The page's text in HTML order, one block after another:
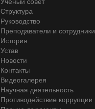
Структура
Руководство
Преподаватели и сотрудники
История
Устав
Новости
Контакты
Видеогалерея
Научная деятельность
Противодействие коррупции